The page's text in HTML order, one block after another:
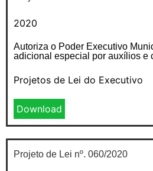
2020
Autoriza o Poder Executivo
adicional especial por auxílios e
Projetos de Lei do Executivo
Download
Projeto de Lei nº. 060/2020